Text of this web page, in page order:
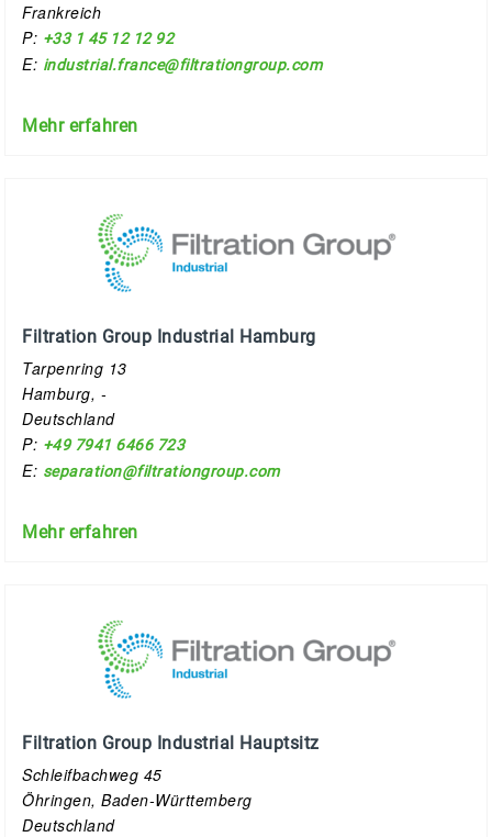
Frankreich
P: +33 1 45 12 12 92
E: industrial.france@filtrationgroup.com
Mehr erfahren
Filtration Group Industrial Hamburg
Tarpenring 13
Hamburg, -
Deutschland
P: +49 7941 6466 723
E: separation@filtrationgroup.com
Mehr erfahren
Filtration Group Industrial Hauptsitz
Schleifbachweg 45
Öhringen, Baden-Württemberg
Deutschland